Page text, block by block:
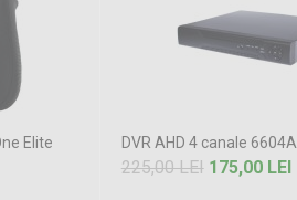
Elite
DVR AHD 4 canale 6604A
225,00 LEI 175,00 LEI